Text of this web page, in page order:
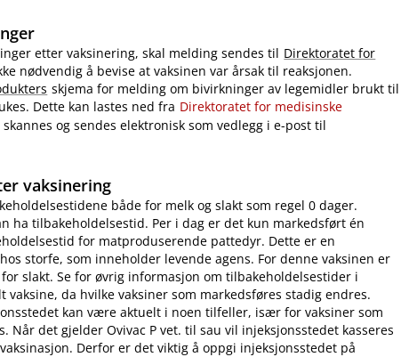
etter vaksinering, skal melding sendes til Direktoratet for
nødvendig å bevise at vaksinen var årsak til reaksjonen.
skjema for melding om bivirkninger av legemidler brukt til
Dette kan lastes ned fra Direktoratet for medisinske
og sendes elektronisk som vedlegg i e-post til
vaksinering
både for melk og slakt som regel 0 dager.
ha tilbakeholdelsestid. Per i dag er det kun markedsført én
for matproduserende pattedyr. Dette er en
storfe, som inneholder levende agens. For denne vaksinen er
slakt. Se for øvrig informasjon om tilbakeholdelsestider i
da hvilke vaksiner som markedsføres stadig endres.
kan være aktuelt i noen tilfeller, især for vaksiner som
Når det gjelder Ovivac P vet. til sau vil injeksjonsstedet kasseres
Derfor er det viktig å oppgi injeksjonsstedet på